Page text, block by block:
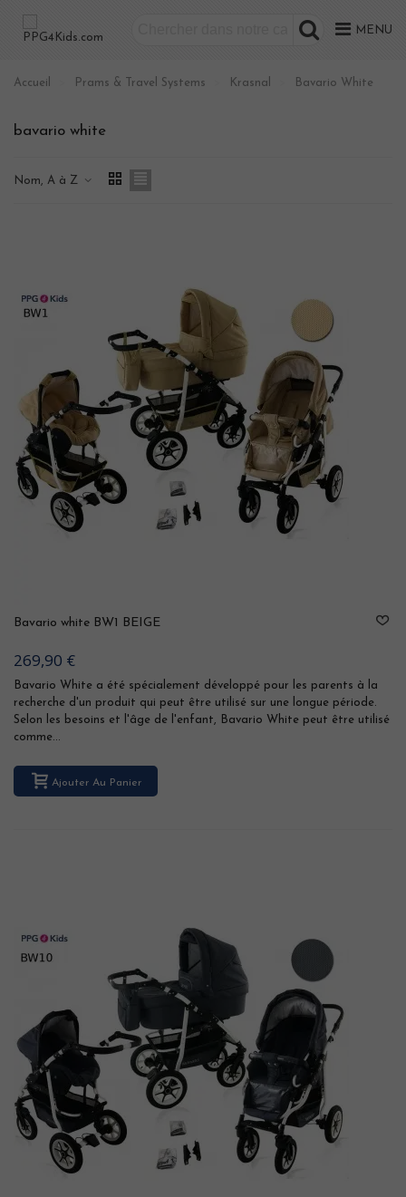
MENU
Accueil Prams & Travel Systems Krasnal Bavario White
bavario white
Nom, A à Z
Bavario white BW1 BEIGE
269,90 €
Bavario White a été spécialement développé pour les parents à la
recherche d'un produit qui peut être utilisé sur une longue période.
Selon les besoins et l'âge de l'enfant, Bavario White peut être utilisé
comme...
Ajouter Au Panier